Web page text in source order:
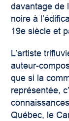
davantage de
noire à
19e siècle et
L’artiste
auteur-
que si la
représentée,
Québec, le